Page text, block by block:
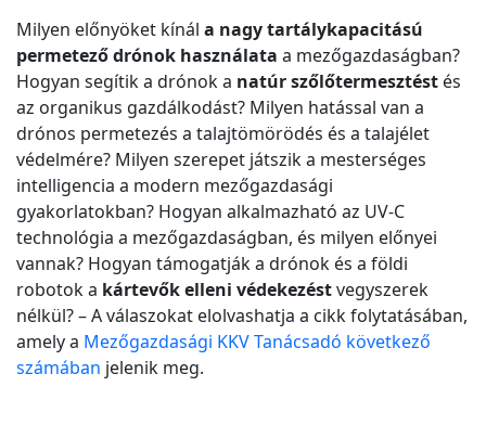
Milyen előnyöket kínál a nagy tartálykapacitású
permetező drónok használata a mezőgazdaságban?
Hogyan segítik a drónok a natúr szőlőtermesztést és
az organikus gazdálkodást? Milyen hatással van a
drónos permetezés a talajtömörödés és a talajélet
védelmére? Milyen szerepet játszik a mesterséges
intelligencia a modern mezőgazdasági
gyakorlatokban? Hogyan alkalmazható az UV-C
technológia a mezőgazdaságban, és milyen előnyei
vannak? Hogyan támogatják a drónok és a földi
robotok a kártevők elleni védekezéstvegyszerek
nélkül? – A válaszokat elolvashatja a cikk folytatásában,
amely a Mezőgazdasági KKV Tanácsadó következő
számában jelenik meg.